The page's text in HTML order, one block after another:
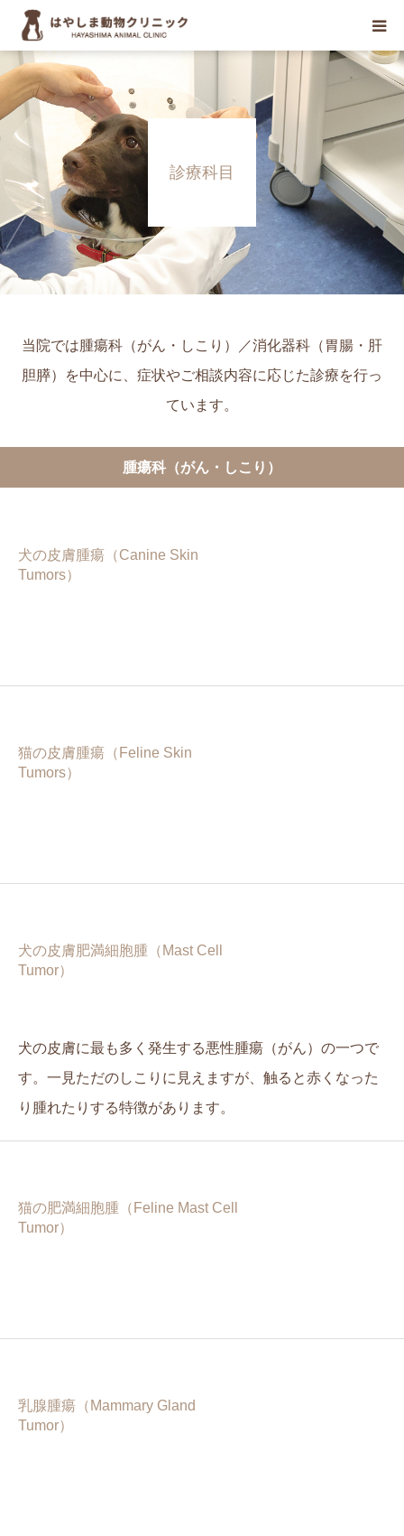
診療科目
当院では腫瘍科（がん・しこり）／消化器科（胃腸・肝
胆膵）を中心に、症状やご相談内容に応じた診療を行っ
ています。
腫瘍科（がん・しこり）
犬の皮膚腫瘍（Canine Skin
Tumors）
猫の皮膚腫瘍（Feline Skin
Tumors）
犬の皮膚肥満細胞腫（Mast Cell
Tumor）
犬の皮膚に最も多く発生する悪性腫瘍（がん）の一つで
す。一見ただのしこりに見えますが、触ると赤くなった
り腫れたりする特徴があります。
猫の肥満細胞腫（Feline Mast Cell
Tumor）
乳腺腫瘍（Mammary Gland
Tumor）
初めての方へ
当院について
診療案内
診療科目
お知らせ
診療予約